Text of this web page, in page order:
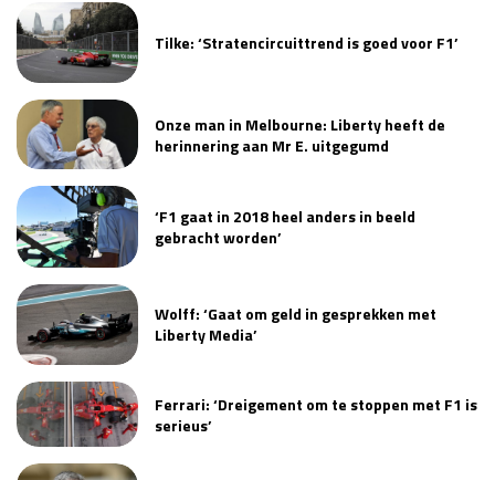
Race
Kwalificatie
GP QATAR 2026 27 - 29 nov
Kwalificatie
Race
GP ABU DHABI 2026
Kwalificatie
za 15:00 - 16:00
Race
Tilke: ‘Stratencircuittrend is goed voor F1’
Onze man in Melbourne: Liberty heeft de
herinnering aan Mr E. uitgegumd
‘F1 gaat in 2018 heel anders in beeld
gebracht worden’
Wolff: ‘Gaat om geld in gesprekken met
Liberty Media’
Ferrari: ‘Dreigement om te stoppen met F1 is
serieus’